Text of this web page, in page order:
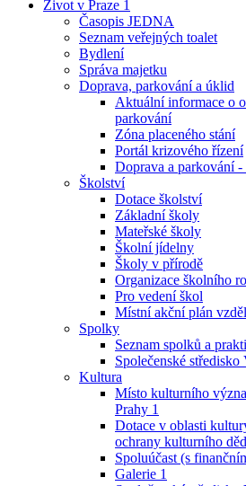
Život v Praze 1
Časopis JEDNA
Seznam veřejných toalet
Bydlení
Správa majetku
Doprava, parkování a úklid
Aktuální informace o
parkování
Zóna placeného stání
Portál krizového řízení
Doprava a parkování -
Školství
Dotace školství
Základní školy
Mateřské školy
Školní jídelny
Školy v přírodě
Organizace školního
Pro vedení škol
Místní akční plán
Spolky
Seznam spolků a
Společenské
Kultura
Místo kulturního
Prahy 1
Dotace v oblasti
ochrany kulturního
Spoluúčast (s
Galerie 1